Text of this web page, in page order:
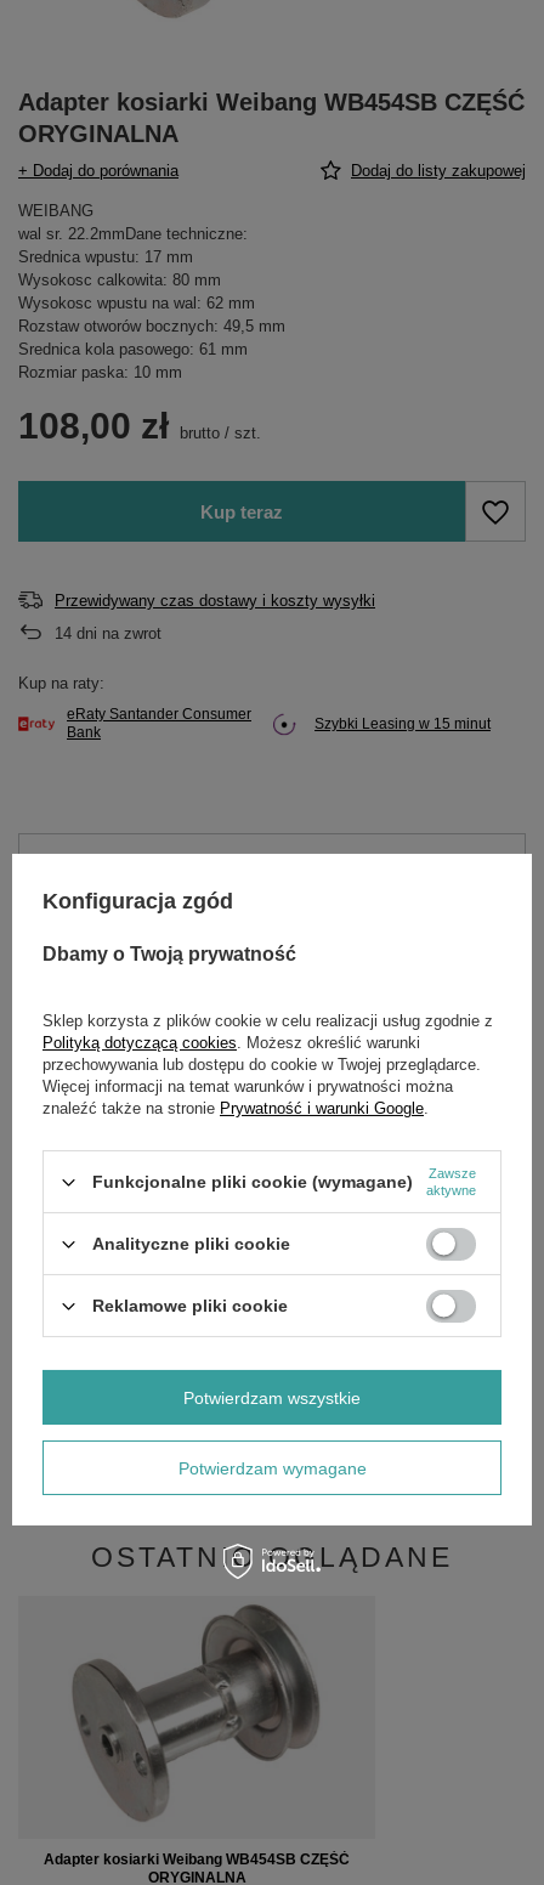
Adapter kosiarki Weibang WB454SB CZĘŚĆ
ORYGINALNA
+ Dodaj do porównania Dodaj do listy zakupowej
WEIBANG
wal sr. 22.2mmDane techniczne:
Srednica wpustu: 17 mm
Wysokosc calkowita: 80 mm
Wysokosc wpustu na wal: 62 mm
Rozstaw otworów bocznych: 49,5 mm
Srednica kola pasowego: 61 mm
Rozmiar paska: 10 mm
108,00 zł brutto / szt.
Kup teraz
Przewidywany czas dostawy i koszty wysyłki
14 dni na zwrot
Kup na raty:
eRaty Santander Consumer
Bank
Szybki Leasing w 15 minut
Zadaj pytanie a my odpowiemy niezwłocznie,
najciekawsze pytania i odpowiedzi publikując
OPIS
Dane techniczne:
Wysokość całkowita: 80 mm
Wysokość wpustu na wał: 62 mm
Rozstaw otworów bocznych: 49,5 mm
Rozmiar paska: 10 mm
SZCZEGÓŁOWE DANE
OSTATNIO OGLĄDANE
Adapter kosiarki Weibang WB454SB CZĘŚĆ
ORYGINALNA
Konfiguracja zgód
Dbamy o Twoją prywatność
Sklep korzysta z plików cookie w celu realizacji usług zgodnie z
Polityką dotyczącą cookies . Możesz określić warunki
przechowywania lub dostępu do cookie w Twojej przeglądarce.
Więcej informacji na temat warunków i prywatności można
znaleźć także na stronie Prywatność i warunki Google
Funkcjonalne pliki cookie (wymagane)
Zawsze
aktywne
Analityczne pliki cookie
Reklamowe pliki cookie
Potwierdzam wymagane
Potwierdzam wszystkie